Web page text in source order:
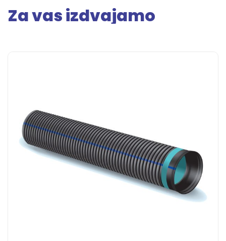
Za vas izdvajamo